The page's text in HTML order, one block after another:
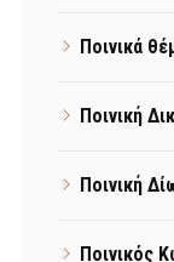
Ποινικά
Ποινική
Ποινική
Ποινικός